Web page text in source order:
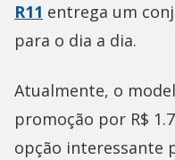
R11 entrega um
para o dia a dia.
Atualmente, o
promoção por R$
opção interessante